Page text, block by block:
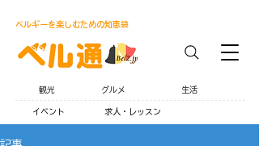
観光 グルメ 生活
求人・レッスン
ベルギーを楽しむための知恵袋
イベント